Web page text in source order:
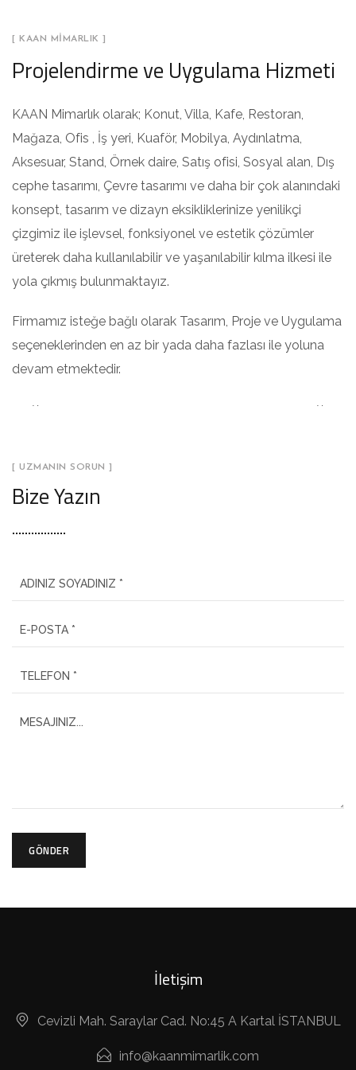
[ KAAN MİMARLIK ]
Projelendirme ve Uygulama Hizmeti
KAAN Mimarlık olarak; Konut, Villa, Kafe, Restoran,
Mağaza, Ofis , İş yeri, Kuaför, Mobilya, Aydınlatma,
Aksesuar, Stand, Örnek daire, Satış ofisi, Sosyal alan, Dış
cephe tasarımı, Çevre tasarımı ve daha bir çok alanındaki
konsept, tasarım ve dizayn eksikliklerinize yenilikçi
çizgimiz ile işlevsel, fonksiyonel ve estetik çözümler
üreterek daha kullanılabilir ve yaşanılabilir kılma ilkesi ile
yola çıkmış bulunmaktayız.
Firmamız isteğe bağlı olarak Tasarım, Proje ve Uygulama
seçeneklerinden en az bir yada daha fazlası ile yoluna
devam etmektedir.
[ UZMANIN SORUN ]
Bize Yazın
GÖNDER
İletişim
Cevizli Mah. Saraylar Cad. No:45 A Kartal İSTANBUL
info@kaanmimarlik.com